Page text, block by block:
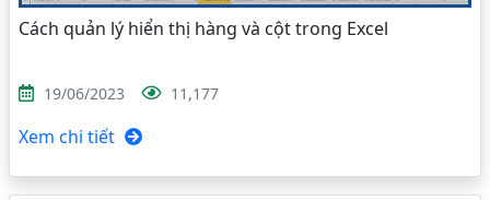
Cách quản lý hiển thị hàng và cột trong Excel
19/06/2023 11,177
Xem chi tiết